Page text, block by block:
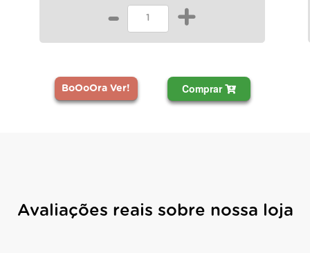
- +
BoOoOra Ver! Comprar
Avaliações reais sobre nossa loja